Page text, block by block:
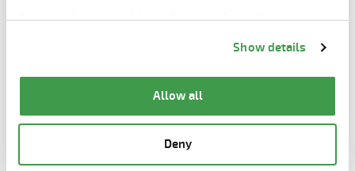
You can change cookie preferences from the
Show details
Allow all
Deny
производству пустотных плит Elematic SEMI с 4
подготовки пил, а также стеновой линией SEMI с 20
столами, лестничными формами и литейными
ваннами. Общий объем производимого бетона
составляет около 150 M3 в день.